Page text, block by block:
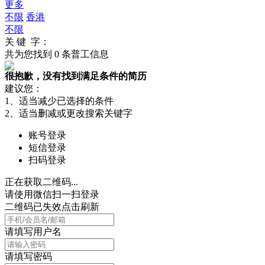
更多
不限 香港
不限
关 键 字：
共为您找到 0 条普工信息
很抱歉，没有找到满足条件的简历
建议您：
1、适当减少已选择的条件
2、适当删减或更改搜索关键字
账号登录
短信登录
扫码登录
正在获取二维码...
请使用微信扫一扫登录
二维码已失效点击刷新
请填写用户名
请填写密码